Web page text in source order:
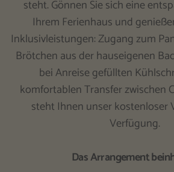
steht. Gönnen Sie sich eine
Ihrem Ferienhaus und
Inklusivleistungen: Zugang zum
Brötchen aus der hauseigenen
bei Anreise gefüllten
komfortablen Transfer zwischen
steht Ihnen unser kostenloser
Verfügung.
Das Arrangement